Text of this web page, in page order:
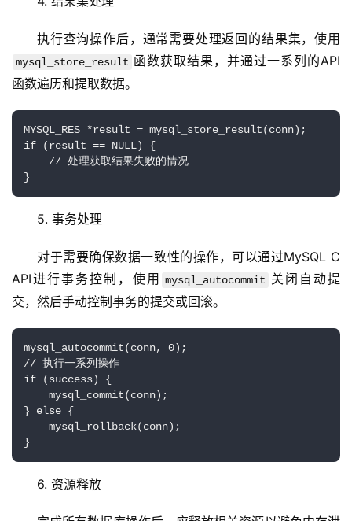
l
运
维
执行查询操作后，通常需要处理返回的结果集，使用
mysql_store_result 函数获取结果，并通过一系列的API
函数遍历和提取数据。
MYSQL_RES *result = mysql_store_result(conn);
if (result == NULL) {
    // 处理获取结果失败的情况
}
5. 事务处理
对于需要确保数据一致性的操作，可以通过MySQL C
API进行事务控制，使用 mysql_autocommit 关闭自动提
交，然后手动控制事务的提交或回滚。
mysql_autocommit(conn, 0);
// 执行一系列操作
if (success) {
    mysql_commit(conn);
} else {
    mysql_rollback(conn);
}
6. 资源释放